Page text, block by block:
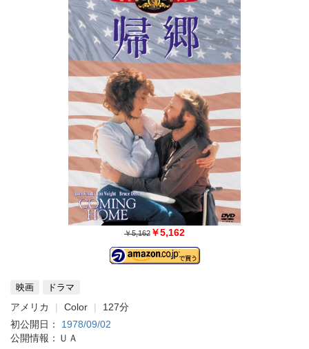
￥5,162 ￥5,162
映画 ドラマ
アメリカ Color
127分
初公開日： 1978/09/02
公開情報：ＵＡ